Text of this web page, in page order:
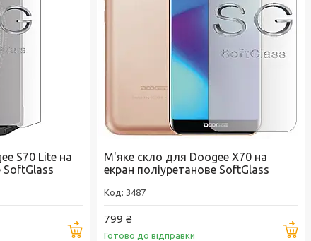
S70 Lite на
SoftGlass
Купити
М'яке скло для Doogee X70 на
екран поліуретанове SoftGlass
3487
799 ₴
Готово до відправки